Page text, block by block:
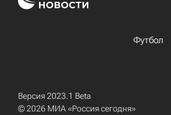
Футбол
Версия 2023.1 Beta
© 2026 МИА «Россия сегодня»